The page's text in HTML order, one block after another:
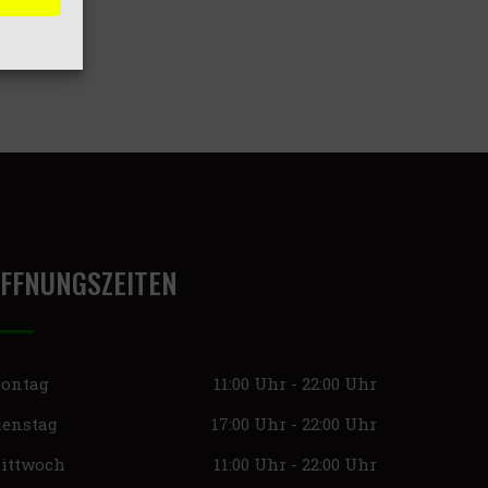
11:00 Uhr - 22:00 Uhr
17:00 Uhr - 22:00 Uhr
11:00 Uhr - 22:00 Uhr